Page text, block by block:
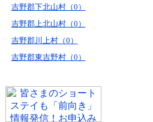
吉野郡下北山村（0）
吉野郡上北山村（0）
吉野郡川上村（0）
吉野郡東吉野村（0）